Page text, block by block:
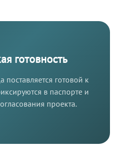
готовность
готовой к
в паспорте и
проекта.